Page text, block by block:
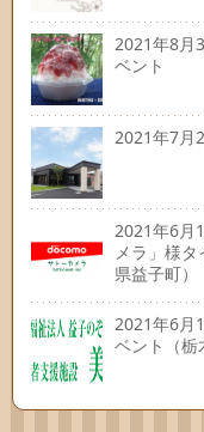
2021年8月
ベント
2021年7月
2021年6月
メラ」様
県益子町）
2021年6月
ベント（栃